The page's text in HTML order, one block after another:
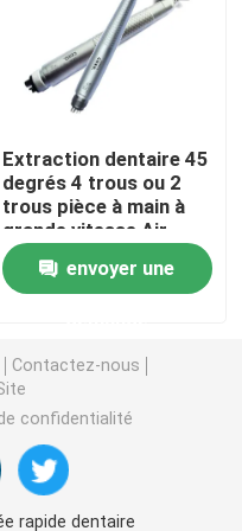
dentaire
Extraction dentaire 45
degrés 4 trous ou 2
trous pièce à main à
grande vitesse Air
Turbine chirurgicale
pièce à main Médecin
dentaire Clinique Outil
envoyer une
Contactez-nous
confidentialité
rapide dentaire